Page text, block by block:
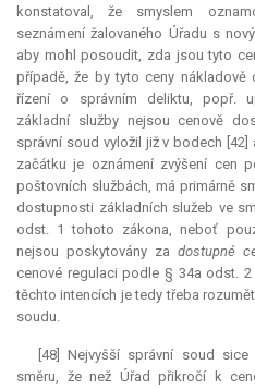
konstatoval, že smyslem
seznámení žalovaného Úřadu s
aby mohl posoudit, zda jsou tyto
případě, že by tyto ceny nákladově
řízení o správním deliktu, popř.
základní služby nejsou cenově
správní soud vyložil již v bodech
začátku je oznámení zvýšení cen
poštovních službách, má primárně
dostupnosti základních služeb ve
odst. 1 tohoto zákona, neboť
nejsou poskytovány zadostupné
cenové regulaci podle § 34a odst.
těchto intencích je tedy třeba
soudu.
[48] Nejvyšší správní soud
směru, že než Úřad přikročí k